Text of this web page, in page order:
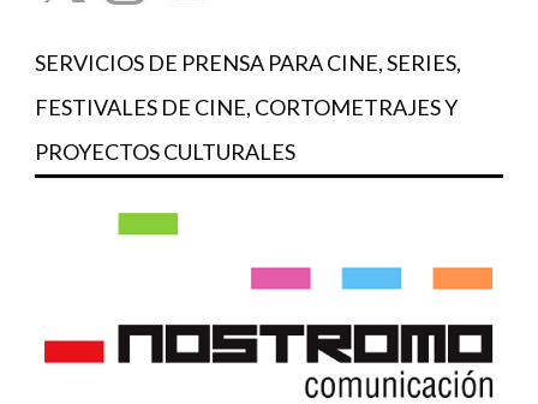
SERVICIOS DE PRENSA PARA CINE, SERIES,
FESTIVALES DE CINE, CORTOMETRAJES Y
PROYECTOS CULTURALES